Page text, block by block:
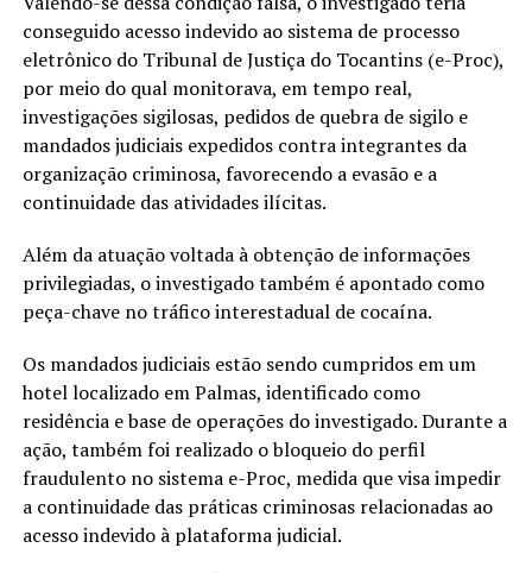
conseguido acesso indevido ao sistema de processo
eletrônico do Tribunal de Justiça do Tocantins (e-Proc),
por meio do qual monitorava, em tempo real,
investigações sigilosas, pedidos de quebra de sigilo e
mandados judiciais expedidos contra integrantes da
organização criminosa, favorecendo a evasão e a
continuidade das atividades ilícitas.
Além da atuação voltada à obtenção de informações
privilegiadas, o investigado também é apontado como
peça-chave no tráfico interestadual de cocaína.
Os mandados judiciais estão sendo cumpridos em um
hotel localizado em Palmas, identificado como
residência e base de operações do investigado. Durante a
ação, também foi realizado o bloqueio do perfil
fraudulento no sistema e-Proc, medida que visa impedir
a continuidade das práticas criminosas relacionadas ao
acesso indevido à plataforma judicial.